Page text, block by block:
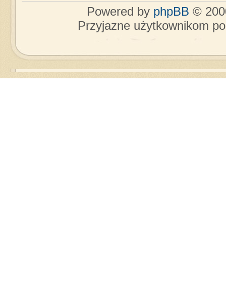
Powered by phpBB ©
Przyjazne użytkownikom